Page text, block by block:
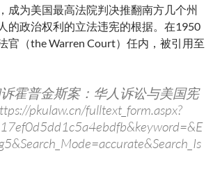
成为美国最高法院判决推翻南方几个州
的政治权利的立法违宪的根据。在1950
官（the Warren Court）任内，被引用至
霍普金斯案：华人诉讼与美国宪
pkulaw.cn/fulltext_form.aspx?